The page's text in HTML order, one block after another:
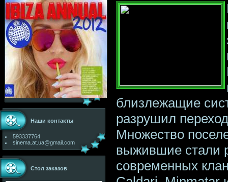
Наши контакты
593337764
sinema.at.ua@gmail.com
Стол заказов
близлежащие
разрушил
Множество
выжившие стали
современных